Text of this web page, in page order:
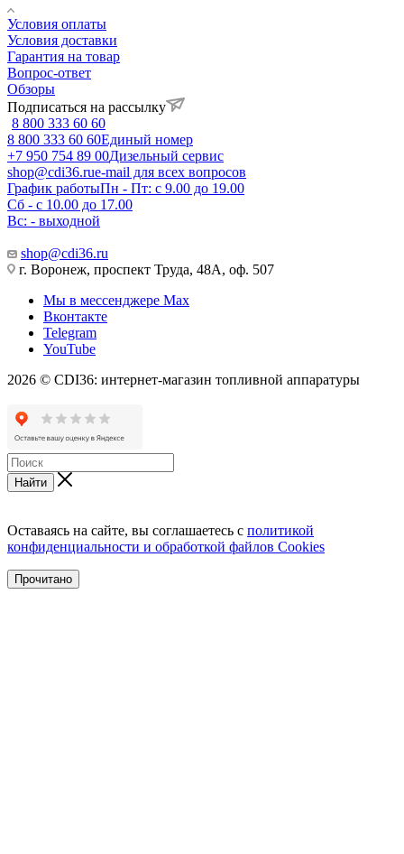
Условия оплаты
Условия доставки
Гарантия на товар
Вопрос-ответ
Обзоры
Подписаться на рассылку
8 800 333 60 60
8 800 333 60 60Единый номер
+7 950 754 89 00Дизельный сервис
shop@cdi36.rue-mail для всех вопросов
График работыПн - Пт: с 9.00 до 19.00
Сб - с 10.00 до 17.00
Вс: - выходной
shop@cdi36.ru
г. Воронеж, проспект Труда, 48А, оф. 507
Мы в мессенджере Max
Вконтакте
Telegram
YouTube
2026 © CDI36: интернет-магазин топливной аппаратуры
Найти
Оставаясь на сайте, вы соглашаетесь с политикой
конфиденциальности и обработкой файлов Cookies
Прочитано